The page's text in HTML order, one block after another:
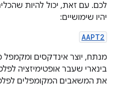
לכם. עם זאת, יכול להיות
יהיו שימושיים:
AAPT2
את המשאבים המקומפלים